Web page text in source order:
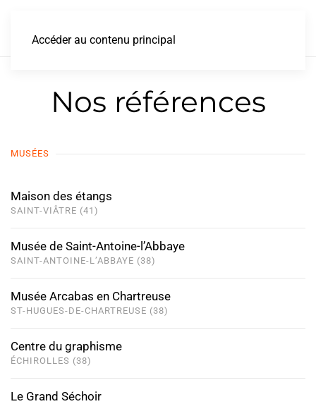
Accéder au contenu principal
Nos références
MUSÉES
Maison des étangs
SAINT-VIÂTRE (41)
Musée de Saint-Antoine-l’Abbaye
SAINT-ANTOINE-L’ABBAYE (38)
Musée Arcabas en Chartreuse
ST-HUGUES-DE-CHARTREUSE (38)
Centre du graphisme
ÉCHIROLLES (38)
Le Grand Séchoir